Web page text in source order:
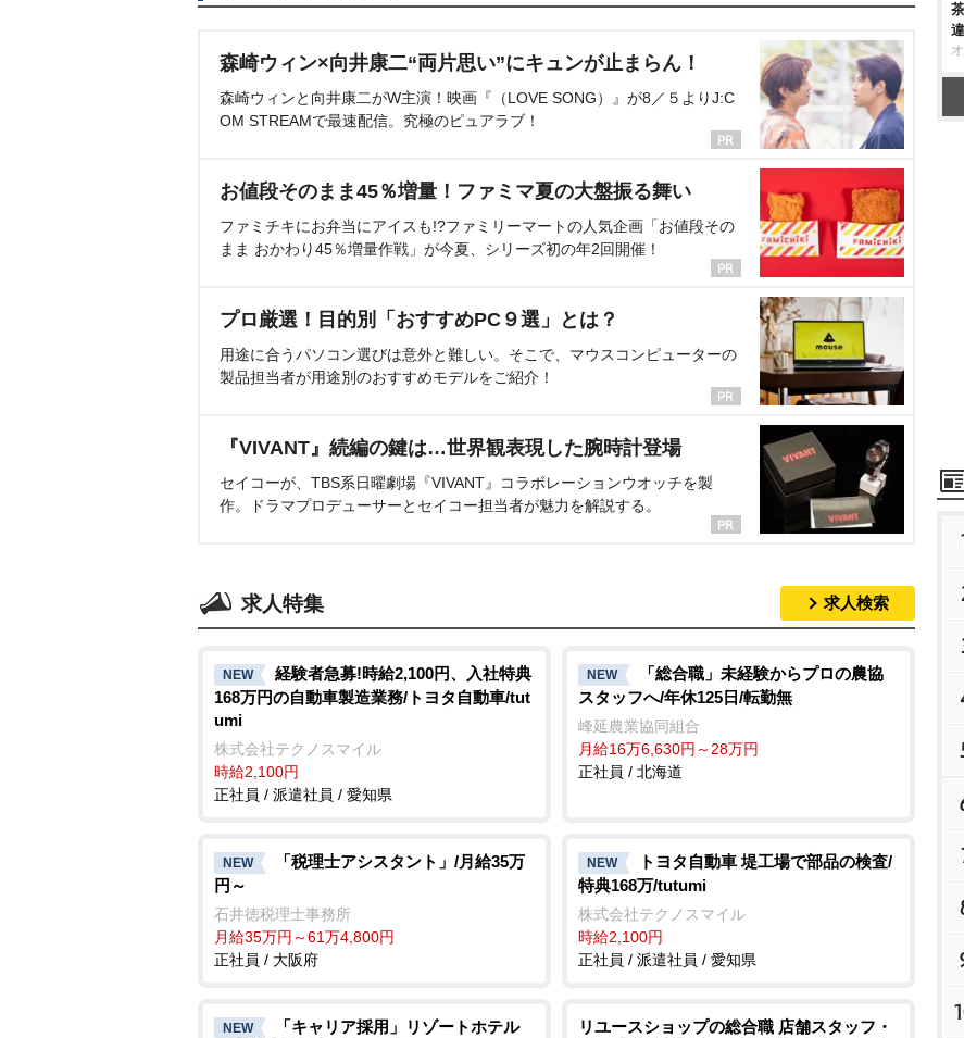
森崎ウィン×向井康二“両片思い”にキュンが止まらん！
森崎ウィンと向井康二がW主演！映画『（LOVE SONG）』が8／５よりJ:C
OM STREAMで最速配信。究極のピュアラブ！
お値段そのまま45％増量！ファミマ夏の大盤振る舞い
ファミチキにお弁当にアイスも!?ファミリーマートの人気企画「お値段その
まま おかわり45％増量作戦」が今夏、シリーズ初の年2回開催！
プロ厳選！目的別「おすすめPC９選」とは？
用途に合うパソコン選びは意外と難しい。そこで、マウスコンピューターの
製品担当者が用途別のおすすめモデルをご紹介！
『VIVANT』続編の鍵は…世界観表現した腕時計登場
セイコーが、TBS系日曜劇場『VIVANT』コラボレーションウオッチを製
作。ドラマプロデューサーとセイコー担当者が魅力を解説する。
求人特集 求人検索
NEW
経験者急募!時給2,100円、入社特典
168万円の自動車製造業務/トヨタ自動車/tut
umi
株式会社テクノスマイル
時給2,100円
正社員 / 派遣社員 / 愛知県
NEW
「総合職」未経験からプロの農協
スタッフへ/年休125日/転勤無
峰延農業協同組合
月給16万6,630円～28万円
正社員 / 北海道
NEW
「税理士アシスタント」/月給35万
円～
石井徳税理士事務所
月給35万円～61万4,800円
正社員 / 大阪府
NEW
トヨタ自動車 堤工場で部品の検査/
特典168万/tutumi
株式会社テクノスマイル
時給2,100円
正社員 / 派遣社員 / 愛知県
NEW
「キャリア採用」リゾートホテル
リユースショップの総合職 店舗スタッフ・